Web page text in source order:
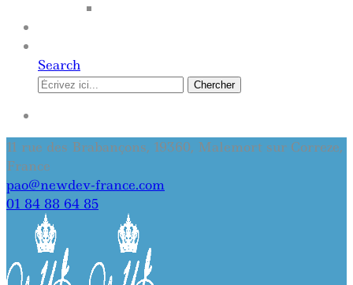
Search
Chercher
11 rue des Brabançons, 19360, Malemort sur Correze,
France
pao@newdev-france.com
01 84 88 64 85